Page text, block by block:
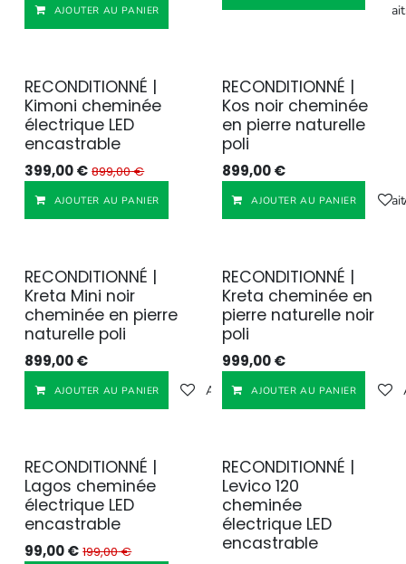
AJOUTER AU PANIER Ajouter à la liste de
Reconditionné
RECONDITIONNÉ |
Kimoni cheminée
électrique LED
encastrable
399,00€ 899,00€
AJOUTER AU PANIER Ajouter à la liste de
Reconditionné
RECONDITIONNÉ |
Kos noir cheminée
en pierre naturelle
poli
899,00€
AJOUTER AU PANIER
Reconditionné
RECONDITIONNÉ |
Kreta Mini noir
cheminée en pierre
naturelle poli
899,00€
AJOUTER AU PANIER Ajouter à la liste de souhaits
Reconditionné
RECONDITIONNÉ |
Kreta cheminée en
pierre naturelle noir
poli
999,00€
AJOUTER AU PANIER
Reconditionné
RECONDITIONNÉ |
Lagos cheminée
électrique LED
encastrable
99,00€ 199,00€
Reconditionné
RECONDITIONNÉ |
Levico 120
cheminée
électrique LED
encastrable